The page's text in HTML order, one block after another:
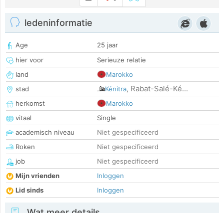
ledeninformatie
Age
25 jaar
hier voor
Serieuze relatie
land
Marokko
stad
Kénitra, Rabat-Salé-Ké...
herkomst
Marokko
vitaal
Single
academisch niveau
Niet gespecificeerd
Roken
Niet gespecificeerd
job
Niet gespecificeerd
Mijn vrienden
Inloggen
Lid sinds
Inloggen